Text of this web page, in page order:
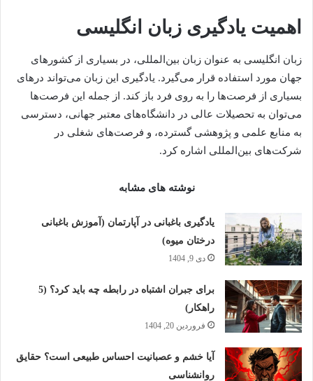
اهمیت یادگیری زبان انگلیسی
زبان انگلیسی به عنوان زبان بین‌المللی، در بسیاری از کشورهای
جهان مورد استفاده قرار می‌گیرد. یادگیری این زبان می‌تواند درهای
بسیاری از فرصت‌ها را به روی فرد باز کند. از جمله این فرصت‌ها
می‌توان به تحصیلات عالی در دانشگاه‌های معتبر جهانی، دسترسی
به منابع علمی و پژوهشی گسترده، و فرصت‌های شغلی در
شرکت‌های بین‌المللی اشاره کرد.
نوشته های مشابه
یادگیری باغبانی در آپارتمان (آموزش باغبانی
درختان میوه)
دی 9, 1404
برای جبران اشتباه در رابطه چه باید کرد؟ (5
راهکار)
فروردین 20, 1404
آیا خشم و عصبانیت احساس طبیعی است؟ حقایق
روانشناسی